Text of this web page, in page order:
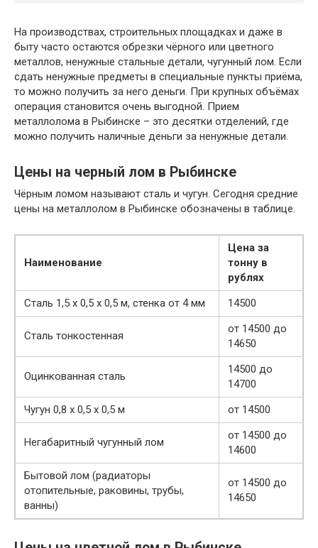
На производствах, строительных площадках и даже в
быту часто остаются обрезки чёрного или цветного
металлов, ненужные стальные детали, чугунный лом. Если
сдать ненужные предметы в специальные пункты приёма,
то можно получить за него деньги. При крупных объёмах
операция становится очень выгодной. Прием
металлолома в Рыбинске – это десятки отделений, где
можно получить наличные деньги за ненужные детали.
Цены на черный лом в Рыбинске
Чёрным ломом называют сталь и чугун. Сегодня средние
цены на металлолом в Рыбинске обозначены в таблице.
Наименование
Цена за
тонну в
рублях
Сталь 1,5 х 0,5 х 0,5 м, стенка от 4 мм
14500
Сталь тонкостенная
от 14500 до
14650
Оцинкованная сталь
14500 до
14700
Чугун 0,8 х 0,5 х 0,5 м
от 14500
Негабаритный чугунный лом
от 14500 до
14600
Бытовой лом (радиаторы
отопительные, раковины, трубы,
ванны)
от 14500 до
14650